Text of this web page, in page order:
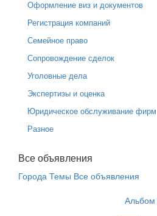
Оформление виз и документов
Регистрация компаний
Семейное право
Сопровождение сделок
Уголовные дела
Экспертизы и оценка
Юридическое обслуживание фирм
Разное
Все объявления
Города Темы Все объявления
Альбом